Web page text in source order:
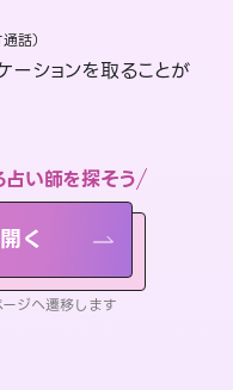
話）
ーションを取ることが
い師を探そう
く
ジへ遷移します